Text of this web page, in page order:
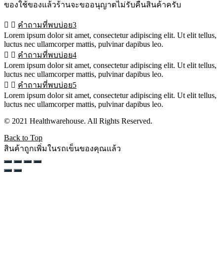
ของใช้ของแล้วร้านจะขออนุญาตไม่รับคืนสินค้าครับ
คำถามที่พบบ่อย3
Lorem ipsum dolor sit amet, consectetur adipiscing elit. Ut elit tellus,
luctus nec ullamcorper mattis, pulvinar dapibus leo.
คำถามที่พบบ่อย4
Lorem ipsum dolor sit amet, consectetur adipiscing elit. Ut elit tellus,
luctus nec ullamcorper mattis, pulvinar dapibus leo.
คำถามที่พบบ่อย5
Lorem ipsum dolor sit amet, consectetur adipiscing elit. Ut elit tellus,
luctus nec ullamcorper mattis, pulvinar dapibus leo.
© 2021 Healthwarehouse. All Rights Reserved.
Back to Top
สินค้าถูกเพิ่มในรถเข็นของคุณแล้ว